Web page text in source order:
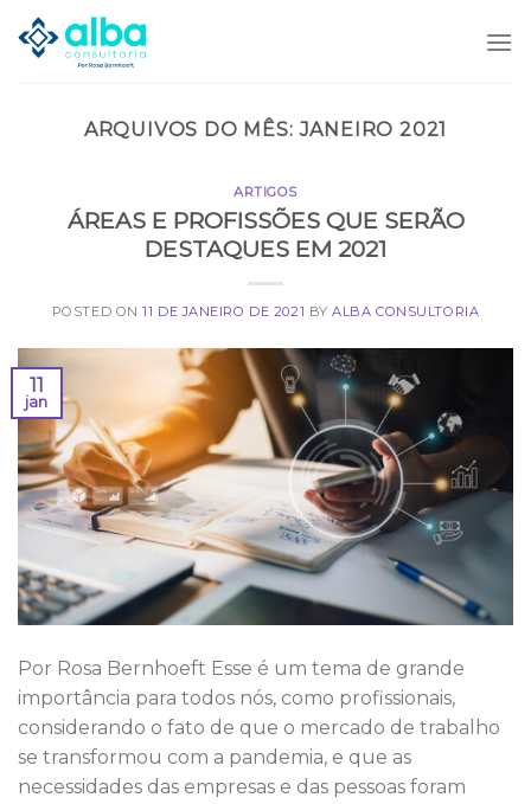
Skip
to
ARQUIVOS DO MÊS: JANEIRO 2021
ARTIGOS
ÁREAS E PROFISSÕES QUE SERÃO
DESTAQUES EM 2021
POSTED ON11 DE JANEIRO DE 2021 BYALBA CONSULTORIA
11
jan
Por Rosa Bernhoeft Esse é um tema de grande
importância para todos nós, como profissionais,
considerando o fato de que o mercado de trabalho
se transformou com a pandemia, e que as
necessidades das empresas e das pessoas foram